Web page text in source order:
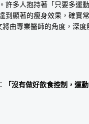
多人抱持著「只要多運
顯著的瘦身效果，確實
由專業醫師的角度，深
「沒有做好飲食控制，運